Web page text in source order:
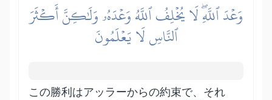
وَعۡدَ ٱللَّهِۖ لَا يُخۡلِفُ ٱللَّهُ وَعۡدَهُۥ وَلَٰكِنَّ أَكۡثَرَ
ٱلنَّاسِ لَا يَعۡلَمُونَ
この勝利はアッラーからの約束で、それ